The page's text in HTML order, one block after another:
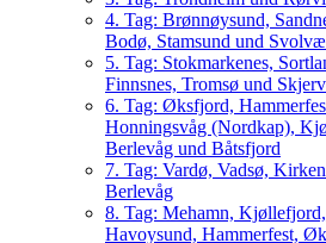
4. Tag: Brønnøysund,
Bodø, Stamsund und
5. Tag: Stokmarkenes,
Finnsnes, Tromsø und
6. Tag: Øksfjord,
Honningsvåg (Nordkap),
Berlevåg und Båtsfjord
7. Tag: Vardø, Vadsø,
Berlevåg
8. Tag: Mehamn,
Havoysund, Hammerfest,